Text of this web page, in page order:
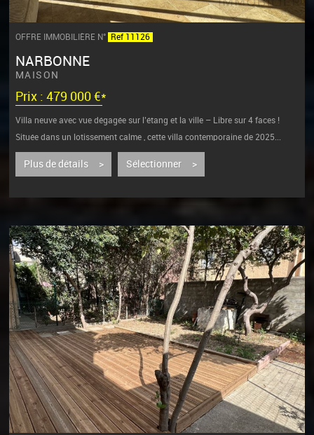
OFFRE IMMOBILIÈRE N° Ref 11126
NARBONNE
MAISON
Prix : 479 000 €*
Villa neuve avec vue dégagée sur l’étang et la ville – Libre sur 4 faces !
Située dans un lotissement calme , cette villa contemporaine de 2025...
Plus de détails > Sélectionner >